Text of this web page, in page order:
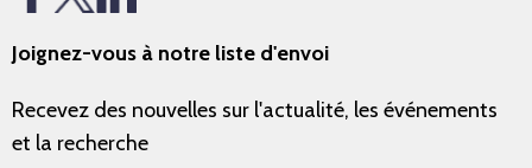
Joignez-vous à notre liste d'envoi
Recevez des nouvelles sur l'actualité, les événements
et la recherche